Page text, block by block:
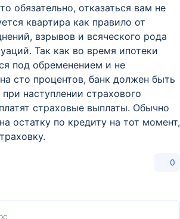
обязательно, отказаться вам не
квартира как правило от
взрывов и всяческого рода
Так как во время ипотеки
под обременением и не
сто процентов, банк должен быть
наступлении страхового
страховые выплаты. Обычно
остатку по кредиту на тот момент,
0